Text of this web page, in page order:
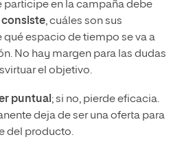
participe en la campaña debe
consiste, cuáles son sus
espacio de tiempo se va a
No hay margen para las dudas
el objetivo.
puntual ; si no, pierde eficacia.
deja de ser una oferta para
del producto.